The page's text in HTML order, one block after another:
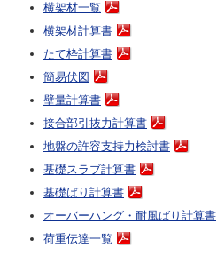
横架材一覧
横架材計算書
たて枠計算書
簡易伏図
壁量計算書
接合部引抜力計算書
地盤の許容支持力検討書
基礎スラブ計算書
基礎ばり計算書
オーバーハング・耐風ばり計算書
荷重伝達一覧
用ポイント購
対応版）